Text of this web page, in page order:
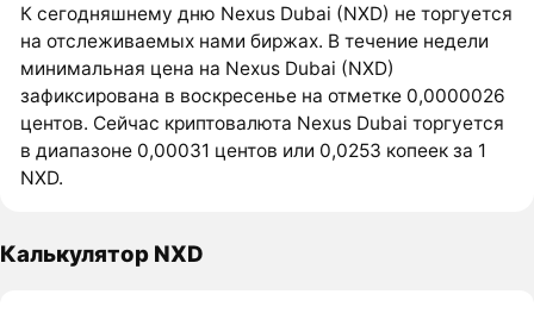
К сегодняшнему дню Nexus Dubai (NXD) не торгуется
на отслеживаемых нами биржах. В течение недели
минимальная цена на Nexus Dubai (NXD)
зафиксирована в воскресенье на отметке 0,0000026
центов. Сейчас криптовалюта Nexus Dubai торгуется
в диапазоне 0,00031 центов или 0,0253 копеек за 1
NXD.
Калькулятор NXD